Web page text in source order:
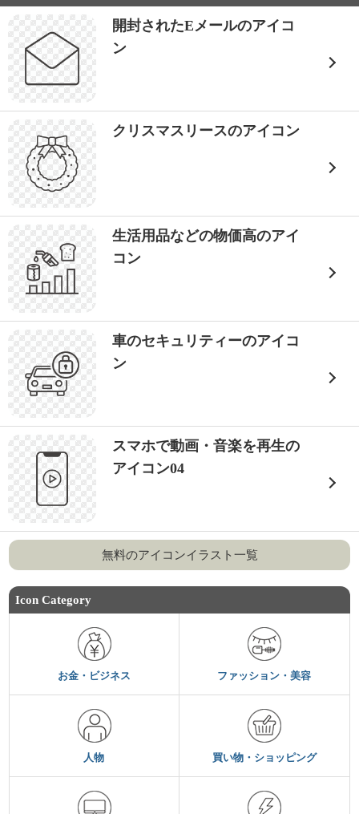
開封されたEメールのアイコ
ン
クリスマスリースのアイコン
生活用品などの物価高のアイ
コン
車のセキュリティーのアイコ
ン
スマホで動画・音楽を再生の
アイコン04
無料のアイコンイラスト一覧
Icon Category
お金・ビジネス ファッション・美容
人物 買い物・ショッピング